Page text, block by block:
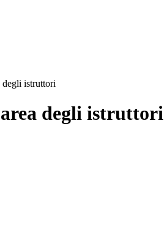
degli istruttori
degli istruttori